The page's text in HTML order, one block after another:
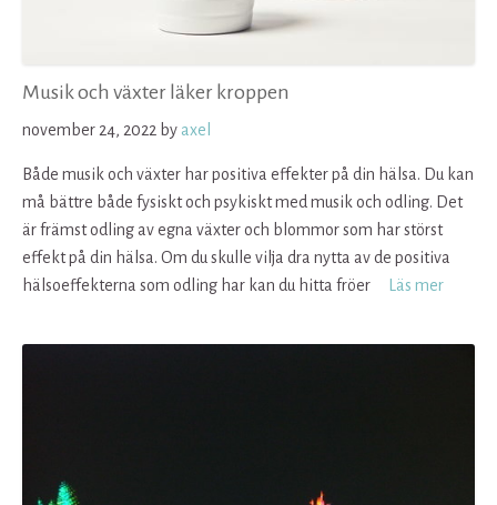
Musik och växter läker kroppen
november 24, 2022 by axel
Både musik och växter har positiva effekter på din hälsa. Du kan
må bättre både fysiskt och psykiskt med musik och odling. Det
är främst odling av egna växter och blommor som har störst
effekt på din hälsa. Om du skulle vilja dra nytta av de positiva
hälsoeffekterna som odling har kan du hitta fröer
Läs mer